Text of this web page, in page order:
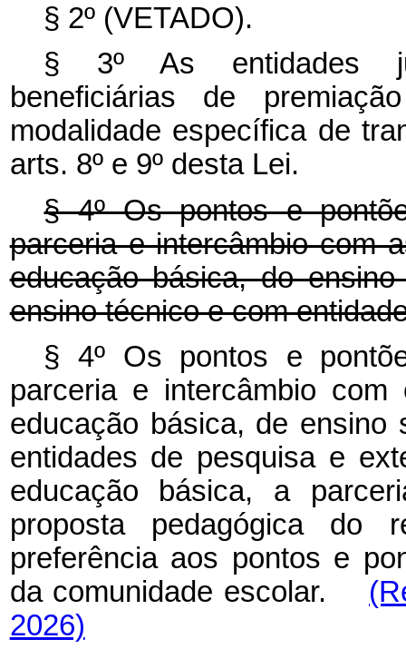
§ 2º (VETADO).
§ 3º As entidades
beneficiárias de
modalidade específica de
arts. 8º e 9º desta Lei.
§ 4º Os pontos e
parceria e intercâmbio com
educação básica, do
ensino técnico e com
§ 4º Os pontos e
parceria e intercâmbio
educação básica, de
entidades de pesquisa e
educação básica, a
proposta pedagógica do
preferência aos pontos e
da comunidade escolar.
2026)